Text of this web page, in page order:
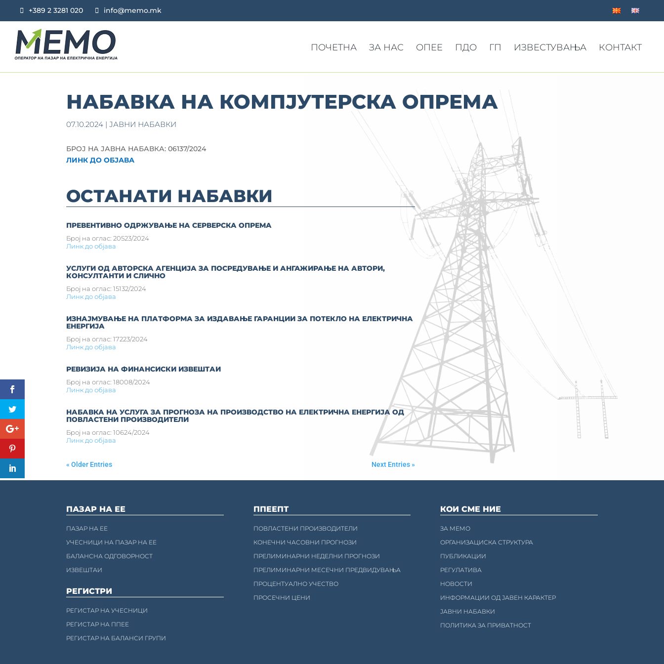
+389 2 3281 020 info@memo.mk
ПОЧЕТНА ЗА НАС ОПЕЕ ПДО ГП ИЗВЕСТУВАЊА КОНТАКТ
НАБАВКА НА КОМПЈУТЕРСКА ОПРЕМА
07.10.2024 |ЈАВНИ НАБАВКИ
БРОЈ НА ЈАВНА НАБАВКА: 06137/2024
ЛИНК ДО ОБЈАВА
ОСТАНАТИ НАБАВКИ
ПРЕВЕНТИВНО ОДРЖУВАЊЕ НА СЕРВЕРСКА ОПРЕМА
Број на оглас: 20523/2024
Линк до објава
УСЛУГИ ОД АВТОРСКА АГЕНЦИЈА ЗА ПОСРЕДУВАЊЕ И АНГАЖИРАЊЕ НА АВТОРИ,
КОНСУЛТАНТИ И СЛИЧНО
Број на оглас: 15132/2024
Линк до објава
ИЗНАЈМУВАЊЕ НА ПЛАТФОРМА ЗА ИЗДАВАЊЕ ГАРАНЦИИ ЗА ПОТЕКЛО НА ЕЛЕКТРИЧНА
ЕНЕРГИЈА
Број на оглас: 17223/2024
Линк до објава
РЕВИЗИЈА НА ФИНАНСИСКИ ИЗВЕШТАИ
Број на оглас: 18008/2024
Линк до објава
НАБАВКА НА УСЛУГА ЗА ПРОГНОЗА НА ПРОИЗВОДСТВО НА ЕЛЕКТРИЧНА ЕНЕРГИЈА ОД
ПОВЛАСТЕНИ ПРОИЗВОДИТЕЛИ
Број на оглас: 10624/2024
Линк до објава
« Older Entries Next Entries »
ПАЗАР НА ЕЕ
ПАЗАР НА ЕЕ
УЧЕСНИЦИ НА ПАЗАР НА ЕЕ
БАЛАНСНА ОДГОВОРНОСТ
ИЗВЕШТАИ
РЕГИСТРИ
РЕГИСТАР НА УЧЕСНИЦИ
РЕГИСТАР НА ППЕЕ
РЕГИСТАР НА БАЛАНСИ ГРУПИ
ППЕЕПТ
ПОВЛАСТЕНИ ПРОИЗВОДИТЕЛИ
КОНЕЧНИ ЧАСОВНИ ПРОГНОЗИ
ПРЕЛИМИНАРНИ НЕДЕЛНИ ПРОГНОЗИ
ПРЕЛИМИНАРНИ МЕСЕЧНИ ПРЕДВИДУВАЊА
ПРОЦЕНТУАЛНО УЧЕСТВО
ПРОСЕЧНИ ЦЕНИ
КОИ СМЕ НИЕ
ЗА МЕМО
ОРГАНИЗАЦИСКА СТРУКТУРА
ПУБЛИКАЦИИ
РЕГУЛАТИВА
НОВОСТИ
ИНФОРМАЦИИ ОД ЈАВЕН КАРАКТЕР
ЈАВНИ НАБАВКИ
ПОЛИТИКА ЗА ПРИВАТНОСТ